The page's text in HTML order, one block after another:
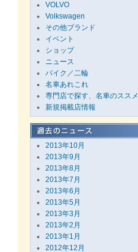
VOLVO
Volkswagen
その他ブランド
イベント
ショップ
ニュース
バイク／二輪
名車あれこれ
専門店で探す、名車のススメ
新規掲載店情報
2013年10月
2013年9月
2013年8月
2013年7月
2013年6月
2013年5月
2013年3月
2013年2月
2013年1月
2012年12月